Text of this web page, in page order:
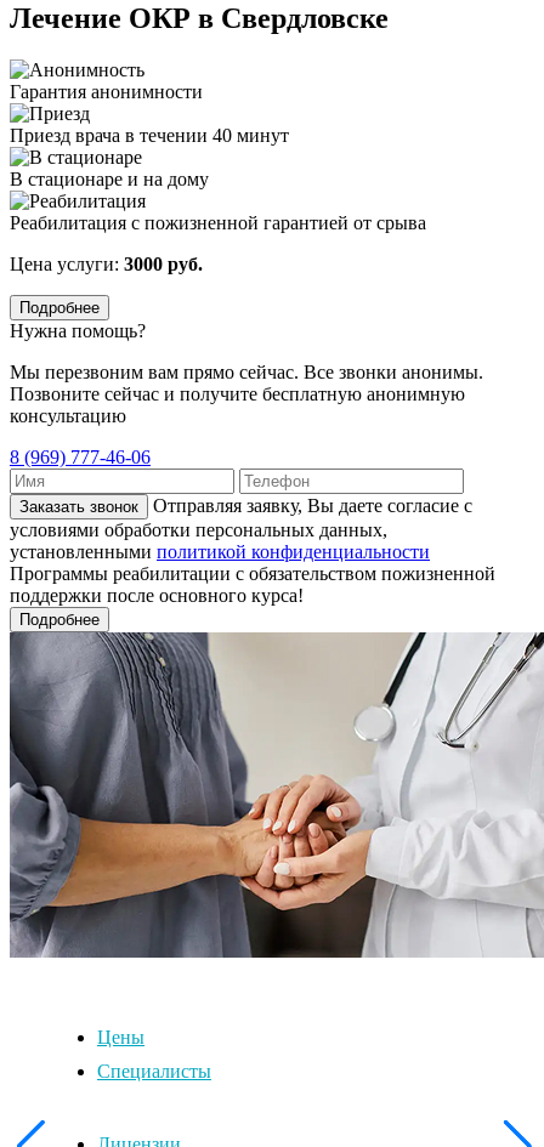
Лечение ОКР в Свердловске
Гарантия анонимности
Приезд врача в течении 40 минут
В стационаре и на дому
Реабилитация с пожизненной гарантией от срыва
Цена услуги: 3000 руб.
Подробнее
Нужна помощь?
Мы перезвоним вам прямо сейчас. Все звонки анонимы.
Позвоните сейчас и получите бесплатную анонимную
консультацию
8 (969) 777-46-06
Заказать звонок
Отправляя заявку, Вы даете согласие с
условиями обработки персональных данных,
установленными политикой конфиденциальности
Программы реабилитации с обязательством пожизненной
поддержки после основного курса!
Подробнее
Цены
Специалисты